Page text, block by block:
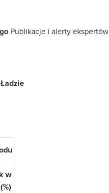
Publikacje i alerty ekspertów
w